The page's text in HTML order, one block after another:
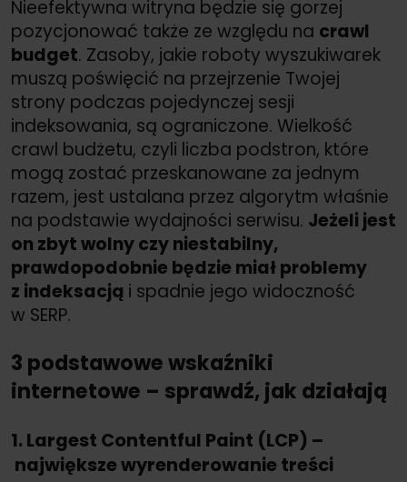
Nieefektywna witryna będzie się gorzej
pozycjonować także ze względu na crawl
budget. Zasoby, jakie roboty wyszukiwarek
muszą poświęcić na przejrzenie Twojej
strony podczas pojedynczej sesji
indeksowania, są ograniczone. Wielkość
crawl budżetu, czyli liczba podstron, które
mogą zostać przeskanowane za jednym
razem, jest ustalana przez algorytm właśnie
na podstawie wydajności serwisu. Jeżeli jest
on zbyt wolny czy niestabilny,
prawdopodobnie będzie miał problemy
z indeksacją i spadnie jego widoczność
w SERP.
3 podstawowe wskaźniki
internetowe – sprawdź, jak działają
1. Largest Contentful Paint (LCP) –
największe wyrenderowanie treści